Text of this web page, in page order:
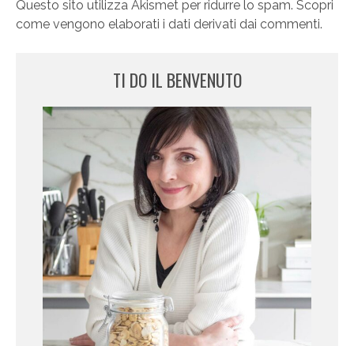
Questo sito utilizza Akismet per ridurre lo spam. Scopri
come vengono elaborati i dati derivati dai commenti.
TI DO IL BENVENUTO